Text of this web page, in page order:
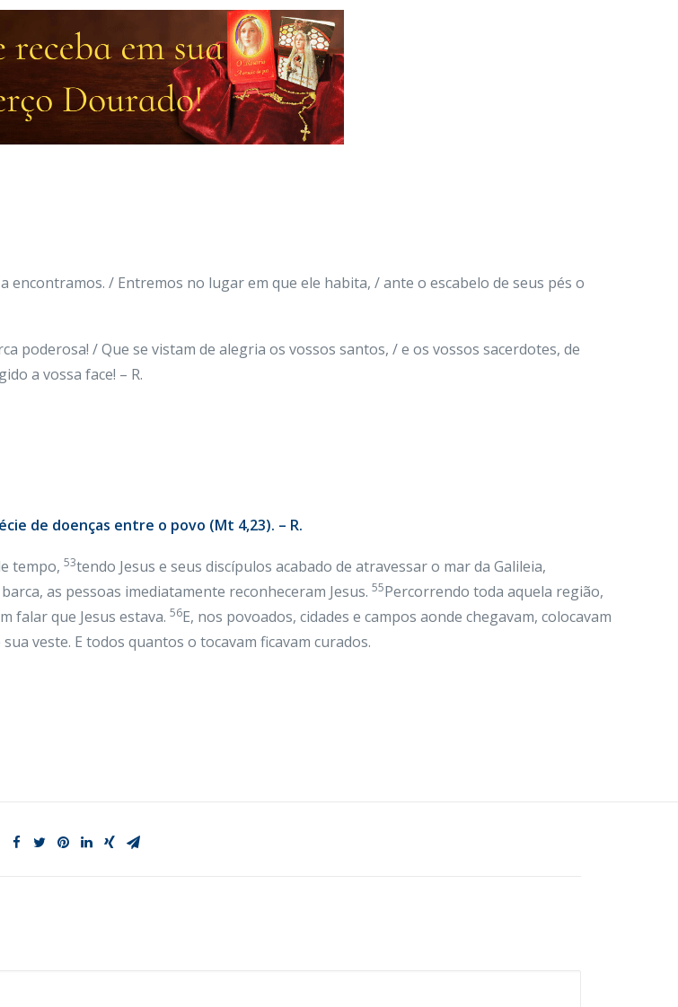
encontramos. / Entremos no lugar em que ele habita, / ante o escabelo de seus pés o
poderosa! / Que se vistam de alegria os vossos santos, / e os vossos sacerdotes, de
a vossa face! – R.
de doenças entre o povo (Mt 4,23). – R.
tempo, 53tendo Jesus e seus discípulos acabado de atravessar o mar da Galileia,
as pessoas imediatamente reconheceram Jesus. 55Percorrendo toda aquela região,
falar que Jesus estava. 56E, nos povoados, cidades e campos aonde chegavam, colocavam
veste. E todos quantos o tocavam ficavam curados.